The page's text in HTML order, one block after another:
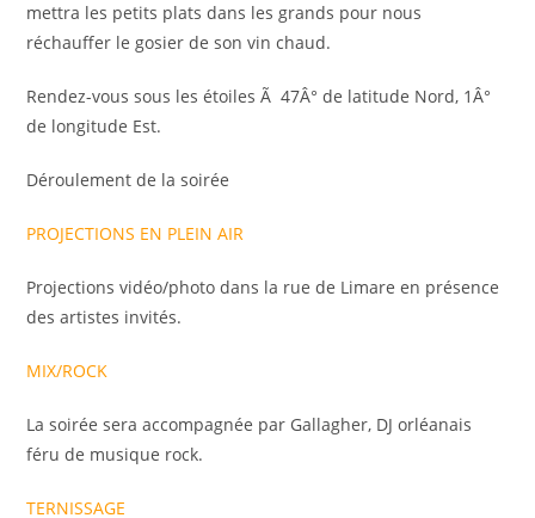
mettra les petits plats dans les grands pour nous
réchauffer le gosier de son vin chaud.
Rendez-vous sous les étoiles Ã 47Â° de latitude Nord, 1Â°
de longitude Est.
Déroulement de la soirée
PROJECTIONS EN PLEIN AIR
Projections vidéo/photo dans la rue de Limare en présence
des artistes invités.
MIX/ROCK
La soirée sera accompagnée par Gallagher, DJ orléanais
féru de musique rock.
TERNISSAGE